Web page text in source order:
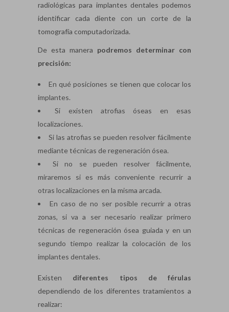
radiológicas para implantes dentales podemos
identificar cada diente con un corte de la
tomografía computadorizada.
De esta manera podremos determinar con
precisión:
En qué posiciones se tienen que colocar los
implantes.
Si existen atrofias óseas en esas
localizaciones.
Si las atrofias se pueden resolver fácilmente
mediante técnicas de regeneración ósea.
Si no se pueden resolver fácilmente,
miraremos si es más conveniente recurrir a
otras localizaciones en la misma arcada.
En caso de no ser posible recurrir a otras
zonas, si va a ser necesario realizar primero
técnicas de regeneración ósea guiada y en un
segundo tiempo realizar la colocación de los
implantes dentales.
Existen diferentes tipos de férulas
dependiendo de los diferentes tratamientos a
realizar: